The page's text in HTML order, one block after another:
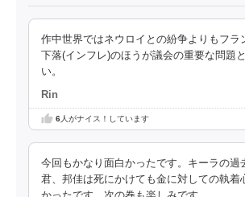
作中世界ではネウロイとの紛争よりもフラ
下落(インフレ)のほうが議会の重要な問題
い。
Rin
6人がナイス！しています
今回もかなり面白かったです。キーラの過
君、邦佳は死にかけても金に対しての執着